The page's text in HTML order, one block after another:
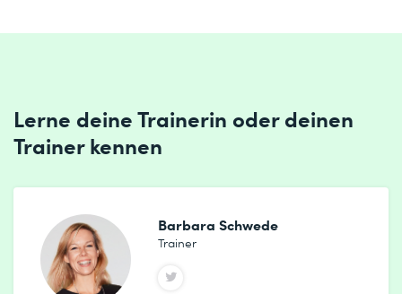
Lerne deine Trainerin oder deinen
Trainer kennen
Barbara Schwede
Trainer